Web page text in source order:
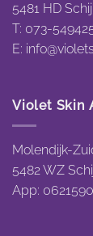
5481 HD
T: 073-
E:
Violet Skin
Molendijk-
5482 WZ
App: